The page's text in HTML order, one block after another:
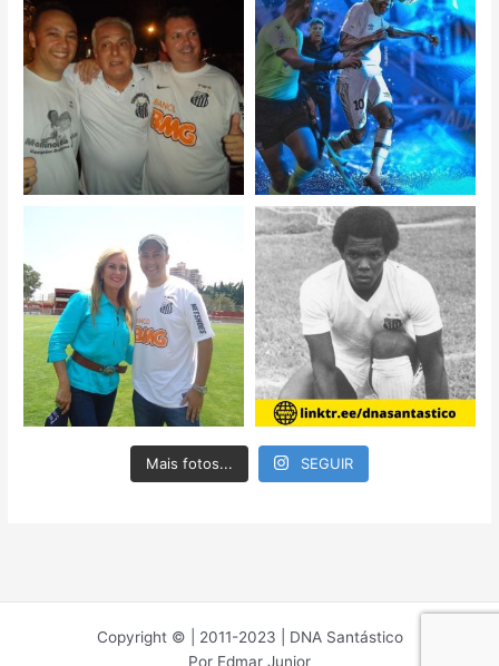
Mais fotos... SEGUIR
Copyright © | 2011-2023 | DNA Santástico
Por Edmar Junior